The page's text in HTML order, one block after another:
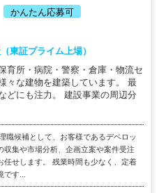
かんたん応募可
東証プライム上場）
育所・病院・警察・倉庫・物流セ
々な建物を建築しています。 最
どにも注力。 建設事業の周辺分
職候補として、お客様であるデベロッ
収集や市場分析、企画立案や案件受注
任せします。 残業時間も少なく、定着
す...